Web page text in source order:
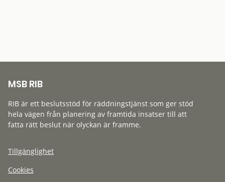
MSB RIB
RIB är ett beslutsstöd för räddningstjänst som ger stöd
hela vägen från planering av framtida insatser till att
fatta rätt beslut när olyckan är framme.
Tillgänglighet
Cookies